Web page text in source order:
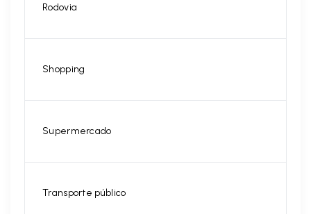
Rodovia
Shopping
Supermercado
Transporte público